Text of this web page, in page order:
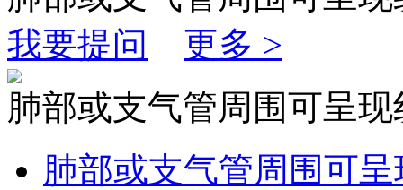
我要提问
更多 >
肺部或支气管周围可呈
肺部或支气管周围可